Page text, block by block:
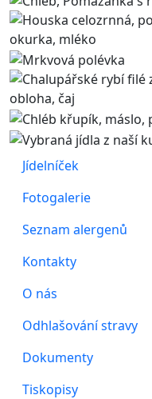
Jídelníček
Fotogalerie
Seznam alergenů
Kontakty
O nás
Odhlašování stravy
Dokumenty
Tiskopisy